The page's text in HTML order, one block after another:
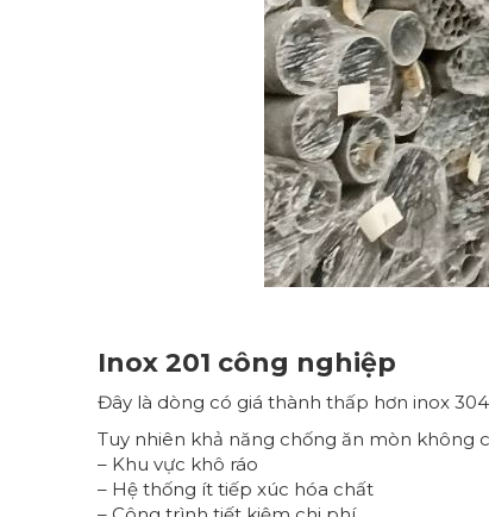
Inox 201 công nghiệp
Đây là dòng có giá thành thấp hơn inox
Tuy nhiên khả năng chống ăn mòn không
– Khu vực khô ráo
– Hệ thống ít tiếp xúc hóa chất